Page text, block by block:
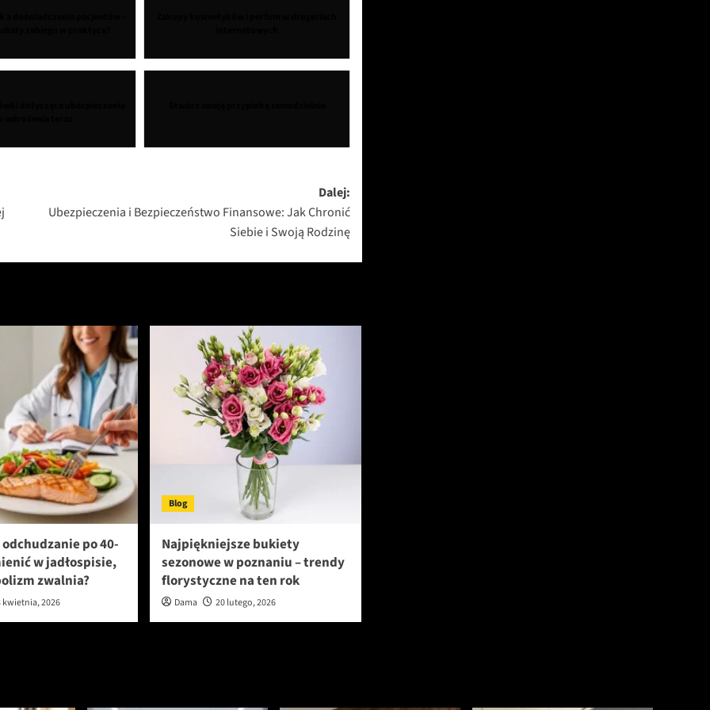
Dalej:
Ubezpieczenia i Bezpieczeństwo Finansowe: Jak Chronić
Siebie i Swoją Rodzinę
po 40-
w jadłospisie,
zwalnia?
kwietnia, 2026
Blog
Najpiękniejsze bukiety
sezonowe w poznaniu – trendy
florystyczne na ten rok
Dama 20 lutego, 2026